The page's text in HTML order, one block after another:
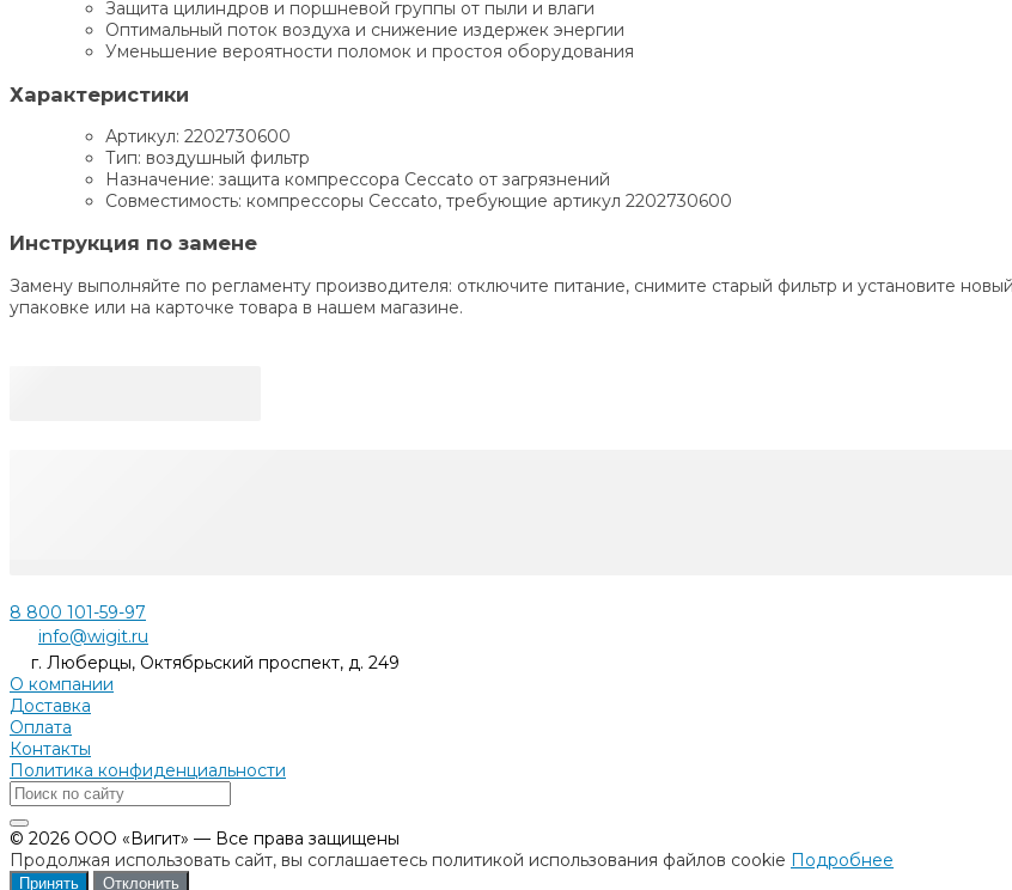
Защита цилиндров и поршневой группы от пыли и влаги
Оптимальный поток воздуха и снижение издержек энергии
Уменьшение вероятности поломок и простоя оборудования
Характеристики
Артикул: 2202730600
Тип: воздушный фильтр
Назначение: защита компрессора Ceccato от загрязнений
Совместимость: компрессоры Ceccato, требующие артикул 2202730600
Инструкция по замене
Замену выполняйте по регламенту производителя: отключите питание, снимите старый фильтр и установите
упаковке или на карточке товара в нашем магазине.
8 800 101-59-97
info@wigit.ru
г. Люберцы, Октябрьский проспект, д. 249
О компании
Доставка
Оплата
Контакты
Политика конфиденциальности
© 2026 ООО «Вигит» — Все права защищены
Продолжая использовать сайт, вы соглашаетесь политикой использования файлов cookie Подробнее
Принять Отклонить